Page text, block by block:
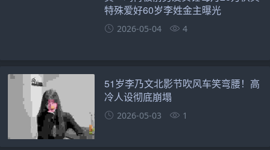
特殊爱好60岁李姓金主曝光
2026-05-04 4
51岁李乃文北影节吹风车笑弯腰！高
冷人设彻底崩塌
2026-05-03 1